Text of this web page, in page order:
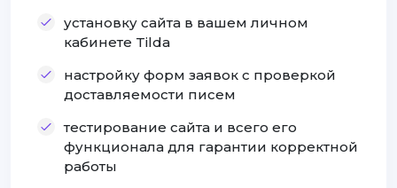
установку сайта в вашем личном
кабинете Tilda
настройку форм заявок с проверкой
доставляемости писем
тестирование сайта и всего его
функционала для гарантии корректной
работы